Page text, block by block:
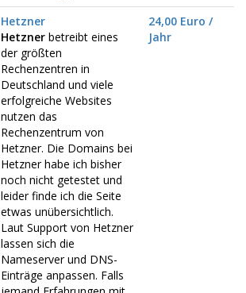
Hetzner
Hetzner betreibt eines
der größten
Rechenzentren in
Deutschland und viele
erfolgreiche Websites
nutzen das
Rechenzentrum von
Hetzner. Die Domains bei
Hetzner habe ich bisher
noch nicht getestet und
leider finde ich die Seite
etwas unübersichtlich.
Laut Support von Hetzner
lassen sich die
Nameserver und DNS-
Einträge anpassen. Falls
24,00 Euro /
Jahr